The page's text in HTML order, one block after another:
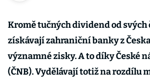
Kromě tučných dividend od svých
získávají zahraniční banky z
významné zisky. A to díky České
(ČNB). Vydělávají totiž na rozdílu